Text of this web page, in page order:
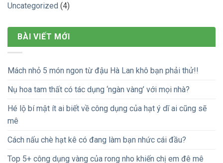
Uncategorized (4)
BÀI VIẾT MỚI
Mách nhỏ 5 món ngon từ đậu Hà Lan khô bạn phải thử!!
Nụ hoa tam thất có tác dụng ‘ngàn vàng’ với mọi nhà?
Hé lộ bí mật ít ai biết về công dụng của hạt ý dĩ ai cũng sẽ
mê
Cách nấu chè hạt kê có đang làm bạn nhức cái đầu?
Top 5+ công dụng vàng của rong nho khiến chị em đê mê